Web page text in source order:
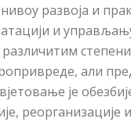
развоја и
и
али
је
реорганизације